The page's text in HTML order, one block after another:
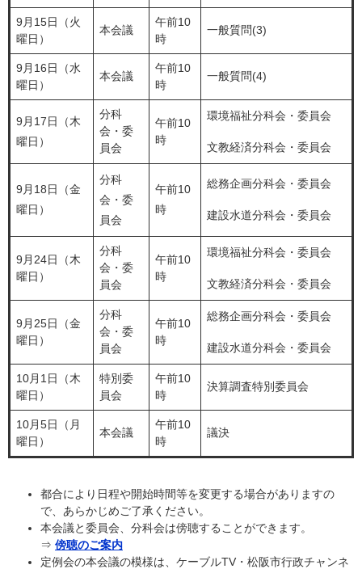
9月15日（火
曜日）
本会議
午前10
時
一般質問(3)
9月16日（水
曜日）
本会議
午前10
時
一般質問(4)
9月17日（木
曜日）
分科
会・委
員会
午前10
時
​環境福祉分科会・委員会
文教経済分科会・委員会
9月18日（金
曜日）
分科
会・委
員会
午前10
時
総務企画分科会・委員会
建設水道分科会・委員会
9月24日（木
曜日）
分科
会・委
員会
午前10
時
環境福祉分科会・委員会
文教経済分科会・委員会
9月25日（金
曜日）
分科
会・委
員会
午前10
時
総務企画分科会・委員会
建設水道分科会・委員会
10月1日（木
曜日）
特別委
員会
午前10
時
決算調査特別委員会
10月5日（月
曜日）
本会議
午前10
時
議決
都合により日程や開始時間等を変更する場合がありますの
で、あらかじめご了承ください。
本会議と委員会、分科会は傍聴することができます。
⇒ 傍聴のご案内
定例会の本会議の模様は、ケーブルTV・松阪市行政チャンネ